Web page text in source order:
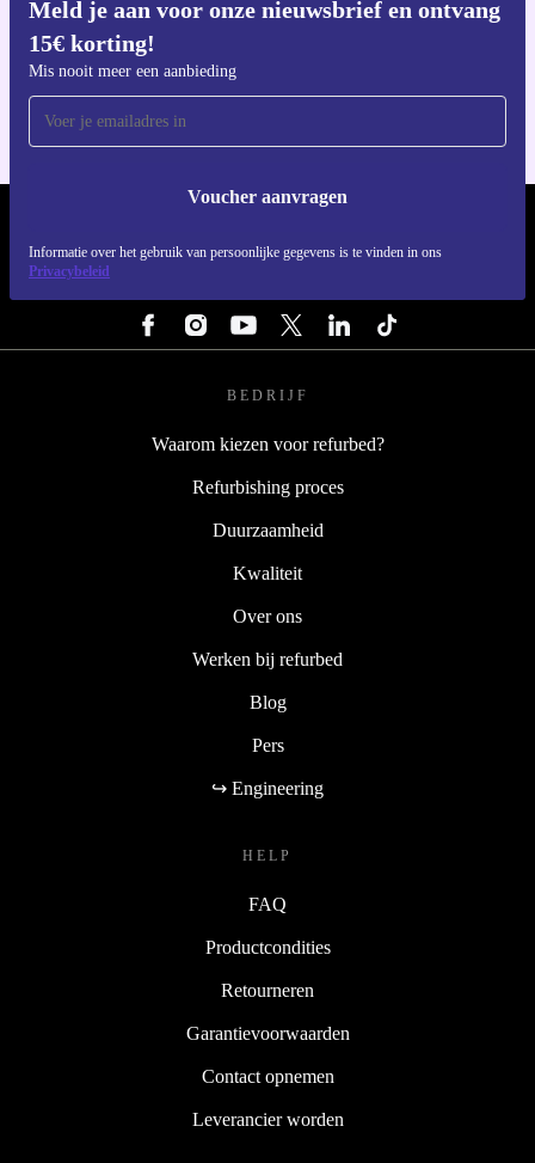
Meld je aan voor onze nieuwsbrief en ontvang
15€ korting!
Mis nooit meer een aanbieding
Voucher aanvragen
Informatie over het gebruik van persoonlijke gegevens is te vinden in ons
Privacybeleid
Voor iOS en Android
BEDRIJF
Waarom kiezen voor refurbed?
Refurbishing proces
Duurzaamheid
Kwaliteit
Over ons
Werken bij refurbed
Blog
Pers
↪ Engineering
HELP
FAQ
Productcondities
Retourneren
Garantievoorwaarden
Contact opnemen
Leverancier worden